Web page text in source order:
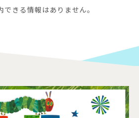
できる情報はありません。